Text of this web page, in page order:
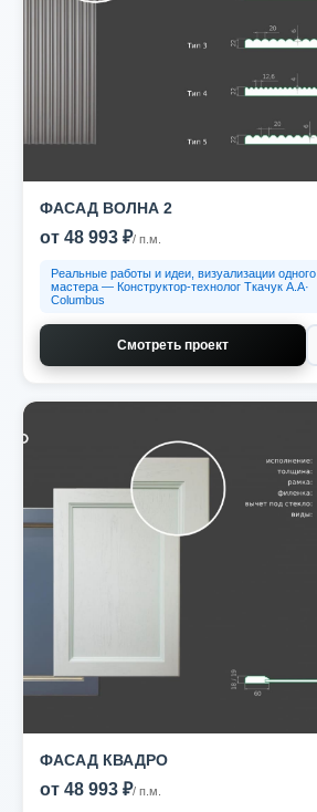
ФАСАД ВОЛНА 2
от 48 993 ₽/ п.м.
Реальные работы и идеи, визуализации одного
мастера — Конструктор-технолог Ткачук А.А·
Columbus
Смотреть проект
ФАСАД КВАДРО
от 48 993 ₽/ п.м.